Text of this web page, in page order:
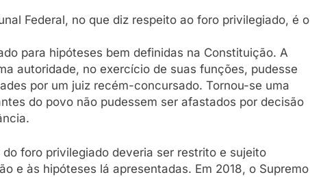
Federal, no que diz respeito ao foro privilegiado, é o
para hipóteses bem definidas na Constituição. A
autoridade, no exercício de suas funções, pudesse
por um juiz recém-concursado. Tornou-se uma
do povo não pudessem ser afastados por decisão
foro privilegiado deveria ser restrito e sujeito
e às hipóteses lá apresentadas. Em 2018, o Supremo